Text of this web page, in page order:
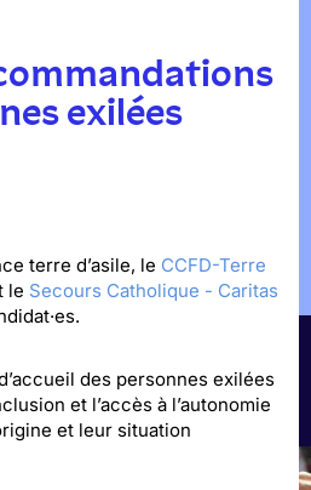
exilées
terre d’asile, le CCFD-Terre
le Secours Catholique - Caritas
des personnes exilées
et l’accès à l’autonomie
et leur situation